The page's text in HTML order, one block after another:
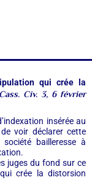
qui crée la
Civ. 3, 6 février
insérée au
voir déclarer cette
bailleresse à
juges du fond sur ce
crée la distorsion